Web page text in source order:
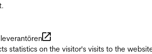
statistics on the visitor's visits to the